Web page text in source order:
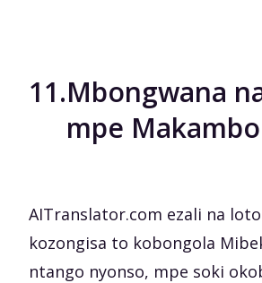
11.Mbongwana
mpe Makambo
AITranslator.com ezali na
kozongisa to kobongola
ntango nyonso, mpe soki